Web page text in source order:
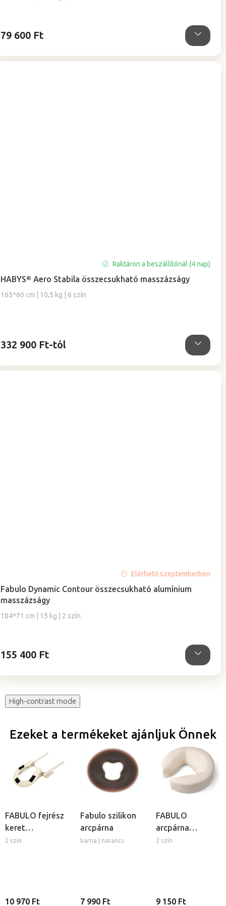
79 600 Ft
HABYS® Aero Stabila összecsukható masszázságy
165*60 cm | 10,5 kg | 6 szín
Raktáron a beszállítónál (4 nap)
332 900 Ft-tól
Fabulo Dynamic Contour összecsukható alumínium
masszázságy
184*71 cm | 15 kg | 2 szín
Elérhető szeptemberben
155 400 Ft
High-contrast mode
Ezeket a termékeket ajánljuk Önnek
FABULO fejrész
keret
masszázságyhoz
2 szín
10 970 Ft
Fabulo szilikon
arcpárna
barna | narancs
7 990 Ft
FABULO
arcpárna
masszázságyhoz
2 szín
9 150 Ft